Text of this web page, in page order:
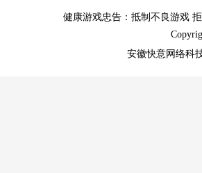
健康游戏忠告：抵制不良游戏
安徽快意网络科